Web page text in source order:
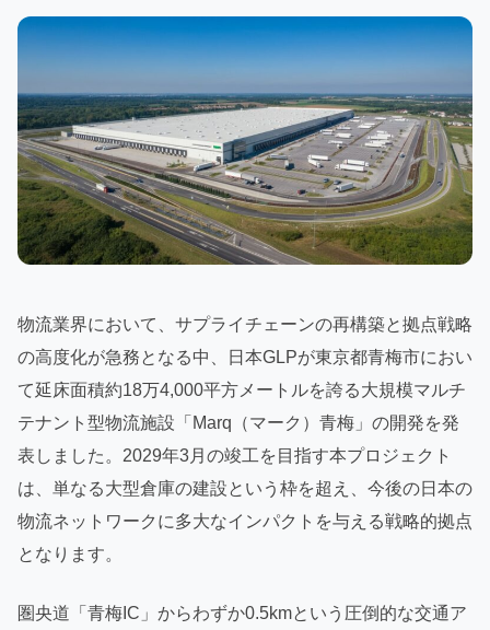
物流業界において、サプライチェーンの再構築と拠点戦略
の高度化が急務となる中、日本GLPが東京都青梅市におい
て延床面積約18万4,000平方メートルを誇る大規模マルチ
テナント型物流施設「Marq（マーク）青梅」の開発を発
表しました。2029年3月の竣工を目指す本プロジェクト
は、単なる大型倉庫の建設という枠を超え、今後の日本の
物流ネットワークに多大なインパクトを与える戦略的拠点
となります。
圏央道「青梅IC」からわずか0.5kmという圧倒的な交通ア